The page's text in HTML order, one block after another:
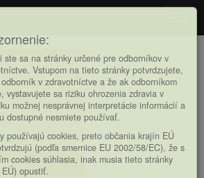
ste sa na stránky určené pre odborníkov v
Vstupom na tieto stránky potvrdzujete,
v zdravotníctve a že ak odborníkom
vystavujete sa riziku ohrozenia zdravia v
možnej nesprávnej interpretácie informácií a
dostupné nesmiete používať.
používajú cookies, preto občania krajín EÚ
(podľa smernice EU 2002/58/EC), že s
cookies súhlasia, inak musia tieto stránky
opustiť.